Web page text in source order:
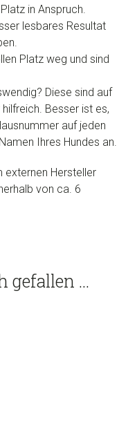
in Anspruch.
lesbares Resultat
Platz weg und sind
Diese sind auf
Besser ist es,
auf jeden
Ihres Hundes an.
externen Hersteller
von ca. 6
gefallen …